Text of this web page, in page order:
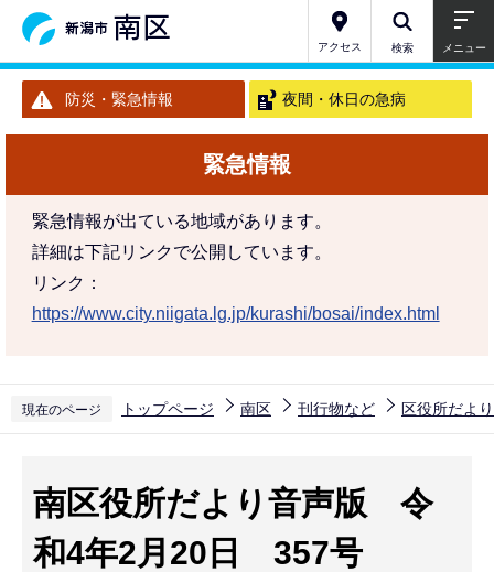
ジ
先
アクセス 検索 メニュー
防災・緊急情報 夜間・休日の急病
緊急情報
緊急情報が出ている地域があります。
詳細は下記リンクで公開しています。
リンク：
https://www.city.niigata.lg.jp/kurashi/bosai/index.html
現在のページ トップページ 南区 刊行物など 区役所だよ
南区役所だより音声版 令
和4年2月20日 357号